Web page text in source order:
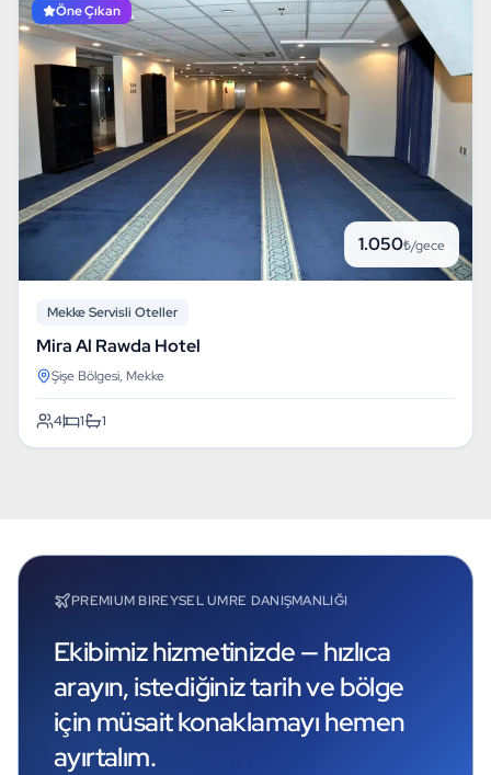
Öne Çıkan
1.050₺/gece
Mekke Servisli Oteller
Mira Al Rawda Hotel
Şişe Bölgesi, Mekke
4 1 1
PREMIUM BIREYSEL UMRE DANIŞMANLIĞI
Ekibimiz hizmetinizde — hızlıca
arayın, istediğiniz tarih ve bölge
için müsait konaklamayı hemen
ayırtalım.